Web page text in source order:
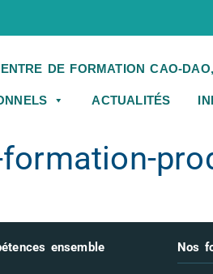
ACTUALITÉS
ensemble Nos